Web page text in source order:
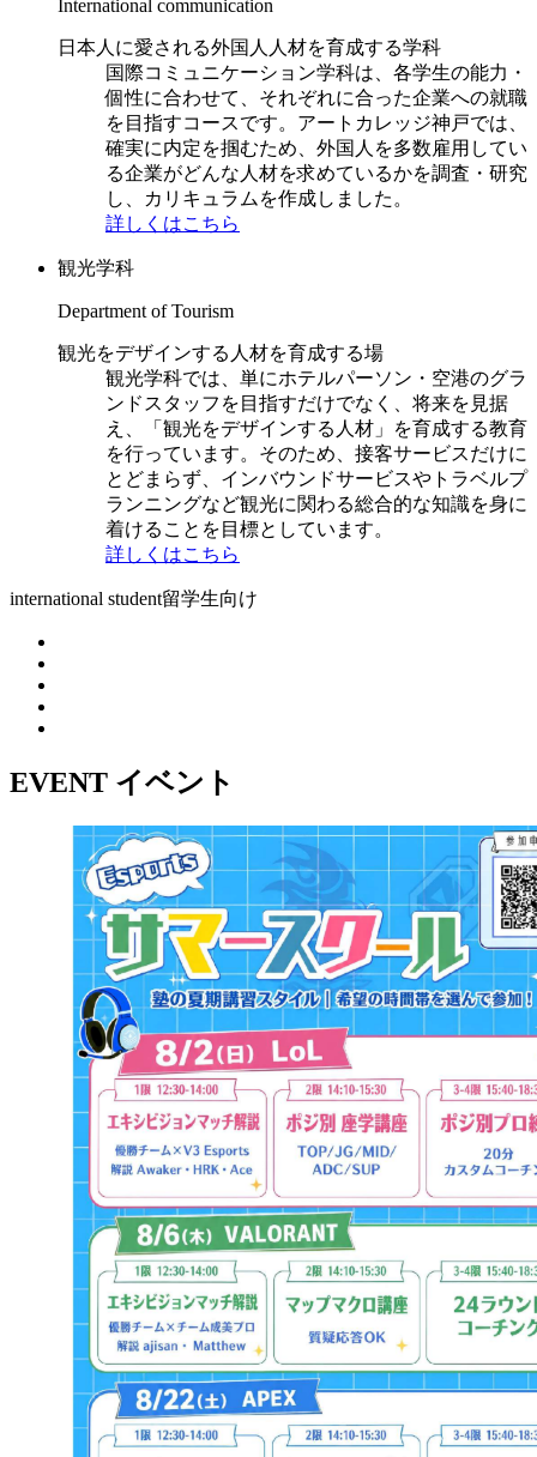
International communication
日本人に愛される外国人人材を育成する学科
国際コミュニケーション学科は、各学生の能力・
個性に合わせて、それぞれに合った企業への就職
を目指すコースです。アートカレッジ神戸では、
確実に内定を掴むため、外国人を多数雇用してい
る企業がどんな人材を求めているかを調査・研究
し、カリキュラムを作成しました。
詳しくはこちら
観光学科
Department of Tourism
観光をデザインする人材を育成する場
観光学科では、単にホテルパーソン・空港のグラ
ンドスタッフを目指すだけでなく、将来を見据
え、「観光をデザインする人材」を育成する教育
を行っています。そのため、接客サービスだけに
とどまらず、インバウンドサービスやトラベルプ
ランニングなど観光に関わる総合的な知識を身に
着けることを目標としています。
詳しくはこちら
international student留学生向け
EVENT イベント